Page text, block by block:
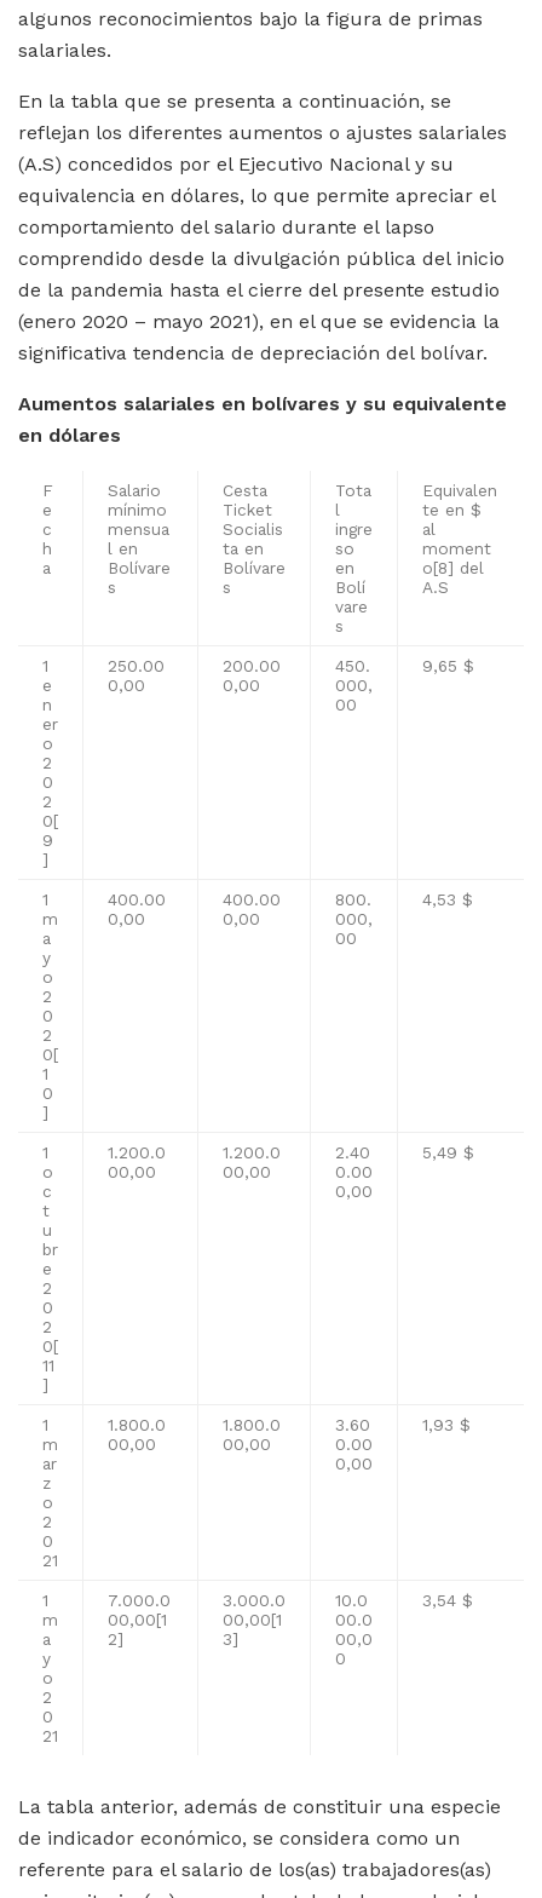
algunos reconocimientos bajo la figura de primas
salariales.
En la tabla que se presenta a continuación, se
reflejan los diferentes aumentos o ajustes salariales
(A.S) concedidos por el Ejecutivo Nacional y su
equivalencia en dólares, lo que permite apreciar el
comportamiento del salario durante el lapso
comprendido desde la divulgación pública del inicio
de la pandemia hasta el cierre del presente estudio
(enero 2020 – mayo 2021), en el que se evidencia la
significativa tendencia de depreciación del bolívar.
Aumentos salariales en bolívares y su equivalente
en dólares
F
e
c
h
a
Salario
mínimo
mensua
l en
Bolívare
s
Cesta
Ticket
Socialis
ta en
Bolívare
s
Tota
l
ingre
so
en
Bolí
vare
s
Equivalen
te en $
al
moment
o[8] del
A.S
1
e
n
er
o
2
0
2
0[
9
]
250.00
0,00
200.00
0,00
450.
000,
00
9,65 $
1
m
a
y
o
2
0
2
0[
1
0
]
400.00
0,00
400.00
0,00
800.
000,
00
4,53 $
1
o
c
t
u
br
e
2
0
2
0[
11
]
1.200.0
00,00
1.200.0
00,00
2.40
0.00
0,00
5,49 $
1
m
ar
z
o
2
0
21
1.800.0
00,00
1.800.0
00,00
3.60
0.00
0,00
1,93 $
1
m
a
y
o
2
0
21
7.000.0
00,00[1
2]
3.000.0
00,00[1
3]
10.0
00.0
00,0
0
3,54 $
La tabla anterior, además de constituir una especie
de indicador económico, se considera como un
referente para el salario de los(as) trabajadores(as)